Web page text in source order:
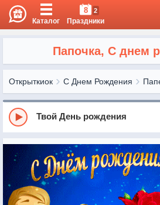
Каталог
8 2
Праздники
Папочка, С днем
Открыткиок С Днем Рождения
Твой День рождения